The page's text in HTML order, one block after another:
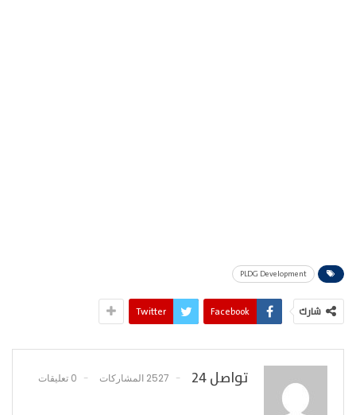
PLDG Development
شارك Facebook
Twitter
تواصل 24 2527 المشاركات 0 تعليقات